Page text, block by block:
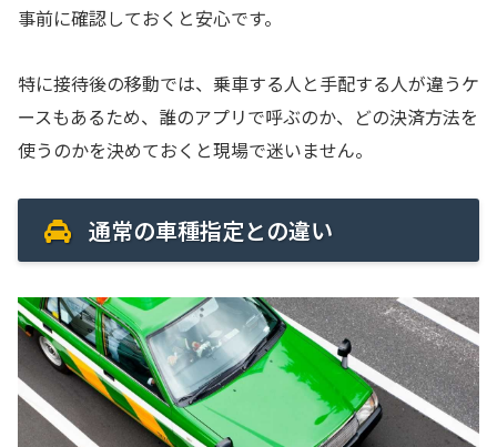
事前に確認しておくと安心です。
特に接待後の移動では、乗車する人と手配する人が違うケ
ースもあるため、誰のアプリで呼ぶのか、どの決済方法を
使うのかを決めておくと現場で迷いません。
通常の車種指定との違い